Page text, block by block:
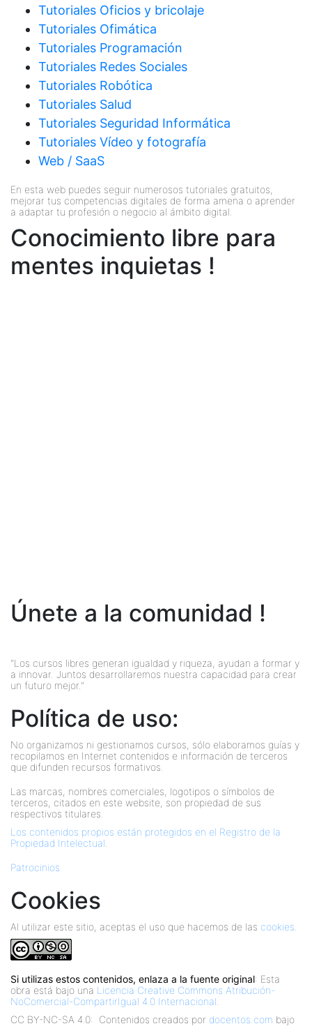
Tutoriales Oficios y bricolaje
Tutoriales Ofimática
Tutoriales Programación
Tutoriales Redes Sociales
Tutoriales Robótica
Tutoriales Salud
Tutoriales Seguridad Informática
Tutoriales Vídeo y fotografía
Web / SaaS
En esta web puedes seguir numerosos tutoriales gratuitos,
mejorar tus competencias digitales de forma amena o aprender
a adaptar tu profesión o negocio al ámbito digital.
Conocimiento libre para
mentes inquietas !
Únete a la comunidad !
"Los cursos libres generan igualdad y riqueza, ayudan a formar y
a innovar. Juntos desarrollaremos nuestra capacidad para crear
un futuro mejor."
Política de uso:
No organizamos ni gestionamos cursos, sólo elaboramos guías y
recopilamos en Internet contenidos e información de terceros
que difunden recursos formativos.
Las marcas, nombres comerciales, logotipos o símbolos de
terceros, citados en este website, son propiedad de sus
respectivos titulares.
Los contenidos propios están protegidos en el Registro de la
Propiedad Intelectual
Patrocinios
Cookies
Al utilizar este sitio, aceptas el uso que hacemos de las cookies
Si utilizas estos contenidos, enlaza a la fuente original: Esta
obra está bajo una Licencia Creative Commons Atribución-
NoComercial-CompartirIgual 4.0 Internacional
CC BY-NC-SA 4.0: Contenidos creados por docentos.com bajo